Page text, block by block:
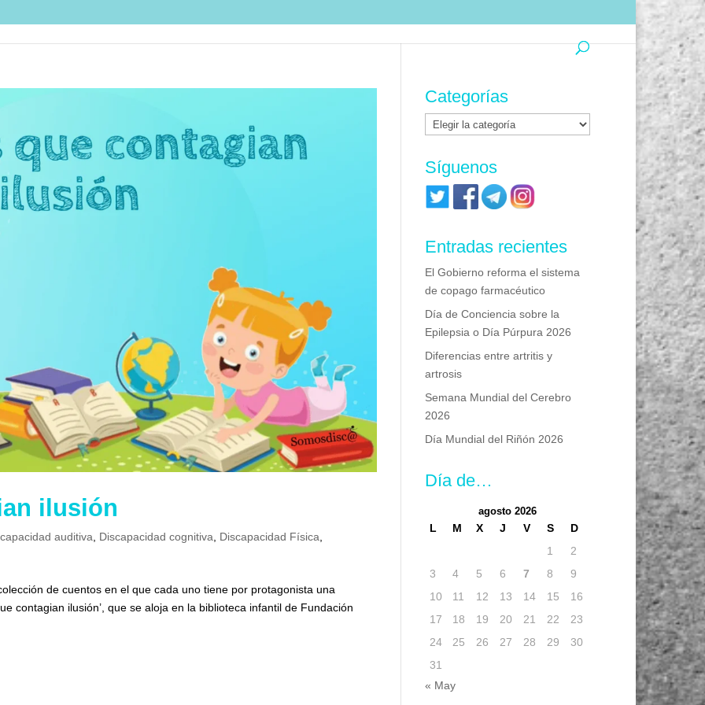
ilusión
auditiva Discapacidad cognitiva Discapacidad Física
de cuentos en el que cada uno tiene por protagonista una
contagian ilusión’, que se aloja en la biblioteca infantil de Fundación
Categorías
Categorías
Síguenos
Entradas recientes
El Gobierno reforma el sistema
de copago farmacéutico
Día de Conciencia sobre la
Epilepsia o Día Púrpura 2026
Diferencias entre artritis y
artrosis
Semana Mundial del Cerebro
2026
Día Mundial del Riñón 2026
Día de…
agosto 2026
L M X J V S
D
1
2
3
4 5 6 7 8
9
10
11 12 13 14 15
16
17
18 19 20 21 22
23
24
25 26 27 28 29
30
31
« May